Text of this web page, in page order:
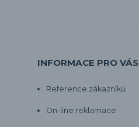
INFORMACE PRO VÁS
Reference zákazníků
On-line reklamace